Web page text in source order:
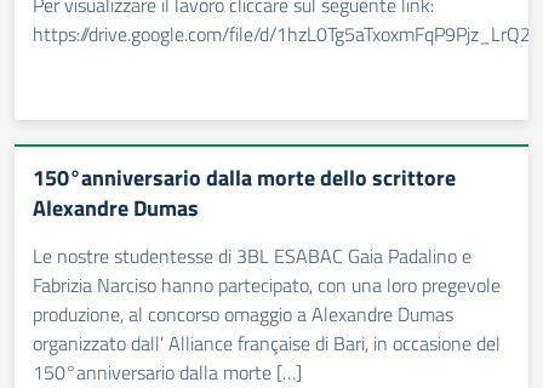
https://drive.google.com/file/d/
150°anniversario dalla morte dello scrittore
Alexandre Dumas
Le nostre studentesse di 3BL ESABAC Gaia Padalino e
Fabrizia Narciso hanno partecipato, con una loro pregevole
produzione, al concorso omaggio a Alexandre Dumas
organizzato dall’ Alliance française di Bari, in occasione del
150°anniversario dalla morte […]